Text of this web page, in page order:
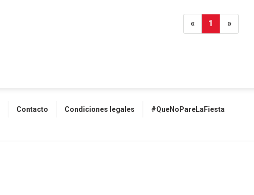
« 1 »
Contacto Condiciones legales #QueNoPareLaFiesta